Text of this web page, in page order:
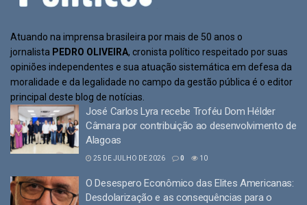
Atuando na imprensa brasileira por mais de 50 anos o
jornalista PEDRO OLIVEIRA, cronista político respeitado por suas
opiniões independentes e sua atuação sistemática em defesa da
moralidade e da legalidade no campo da gestão pública é o editor
principal deste blog de notícias.
José Carlos Lyra recebe Troféu Dom Hélder
Câmara por contribuição ao desenvolvimento de
Alagoas
25 DE JULHO DE 2026 0 10
O Desespero Econômico das Elites Americanas:
Desdolarização e as consequências para o